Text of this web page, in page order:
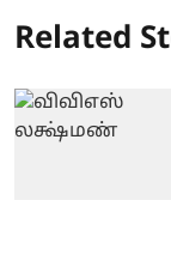
Related